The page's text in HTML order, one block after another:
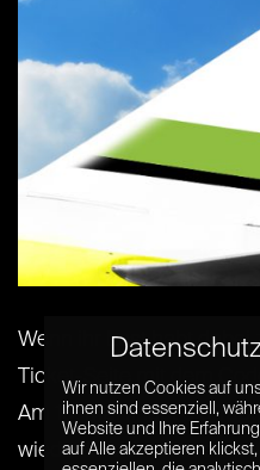
Wenn ihr Lust habt dabei
Ticket-Seite mit dem
Am 15. Mai findet die
wieder in München statt
Wir nutzen Cookies auf
ihnen sind essenziell,
Website und Ihre
auf Alle akzeptieren